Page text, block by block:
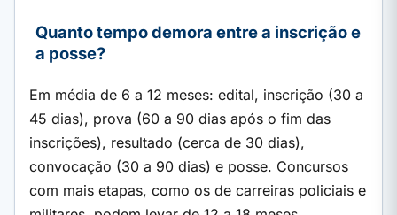
Quanto tempo demora entre a inscrição e
a posse?
Em média de 6 a 12 meses: edital, inscrição (30 a
45 dias), prova (60 a 90 dias após o fim das
inscrições), resultado (cerca de 30 dias),
convocação (30 a 90 dias) e posse. Concursos
com mais etapas, como os de carreiras policiais e